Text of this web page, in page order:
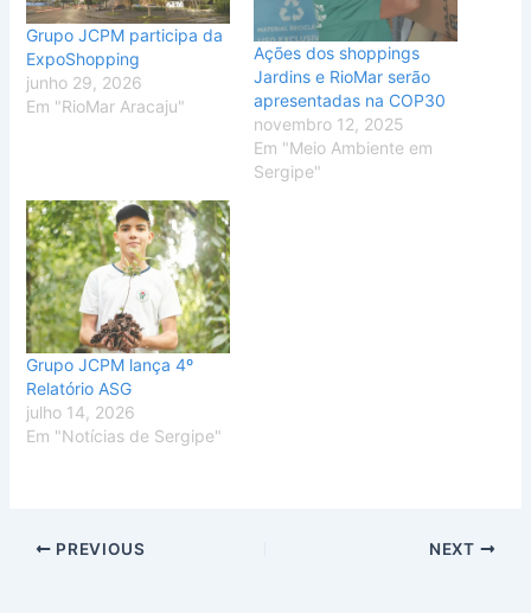
Grupo JCPM participa da
ExpoShopping
junho 29, 2026
Em "RioMar Aracaju"
Ações dos shoppings
Jardins e RioMar serão
apresentadas na COP30
novembro 12, 2025
Em "Meio Ambiente em
Sergipe"
Grupo JCPM lança 4º
Relatório ASG
julho 14, 2026
Em "Notícias de Sergipe"
PREVIOUS NEXT